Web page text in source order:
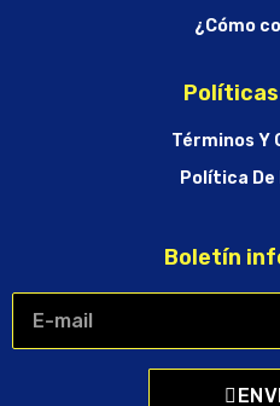
¿Cómo
Términos Y
Política
Boletín